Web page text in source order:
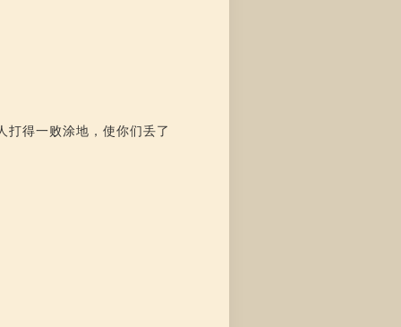
打得一败涂地，使你们丢了